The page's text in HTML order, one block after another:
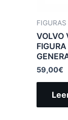
FIGURAS
VOLVO
59,00€